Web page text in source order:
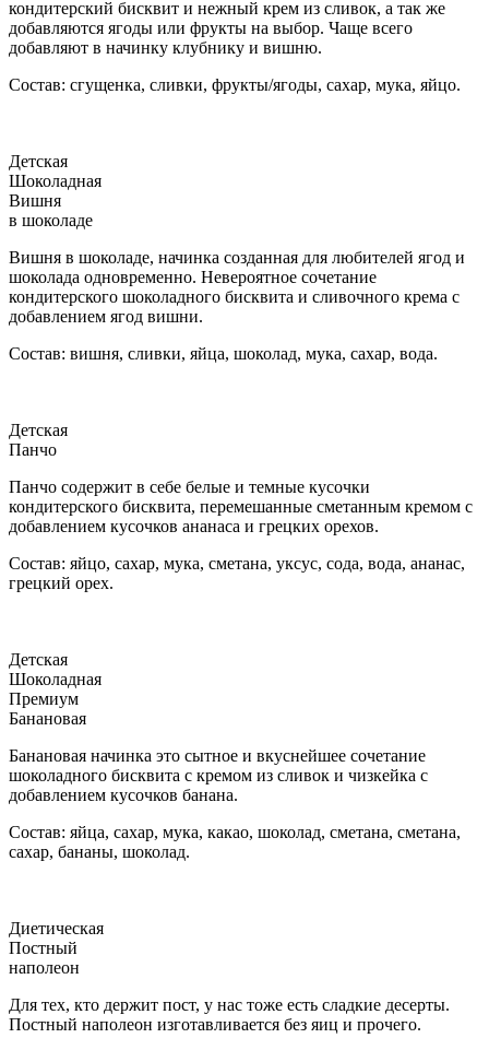
кондитерский бисквит и нежный крем из сливок, а так же
добавляются ягоды или фрукты на выбор. Чаще всего
добавляют в начинку клубнику и вишню.
Состав: сгущенка, сливки, фрукты/ягоды, сахар, мука, яйцо.
Детская
Шоколадная
Вишня
в шоколаде
Вишня в шоколаде, начинка созданная для любителей ягод и
шоколада одновременно. Невероятное сочетание
кондитерского шоколадного бисквита и сливочного крема с
добавлением ягод вишни.
Состав: вишня, сливки, яйца, шоколад, мука, сахар, вода.
Детская
Панчо
Панчо содержит в себе белые и темные кусочки
кондитерского бисквита, перемешанные сметанным кремом с
добавлением кусочков ананаса и грецких орехов.
Состав: яйцо, сахар, мука, сметана, уксус, сода, вода, ананас,
грецкий орех.
Детская
Шоколадная
Премиум
Банановая
Банановая начинка это сытное и вкуснейшее сочетание
шоколадного бисквита с кремом из сливок и чизкейка с
добавлением кусочков банана.
Состав: яйца, сахар, мука, какао, шоколад, сметана, сметана,
сахар, бананы, шоколад.
Диетическая
Постный
наполеон
Для тех, кто держит пост, у нас тоже есть сладкие десерты.
Постный наполеон изготавливается без яиц и прочего.